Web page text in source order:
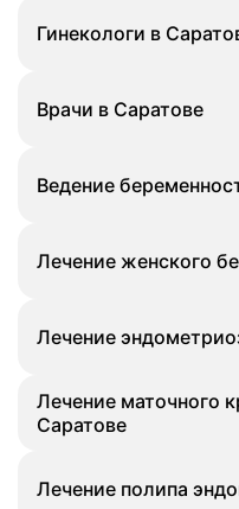
Гинекологи в
Врачи в Саратове
Ведение
Лечение женского
Лечение
Лечение маточного
Саратове
Лечение полипа